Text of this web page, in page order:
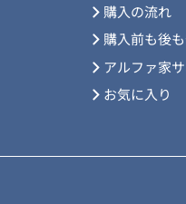
購入の流れ
購入前も後
アルファ家
お気に入り